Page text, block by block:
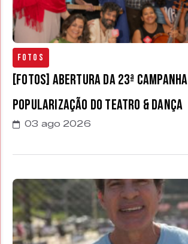
Fotos
[FOTOS] Abertura da 23ª
Popularização do Teatro & Dança
03 ago 2026